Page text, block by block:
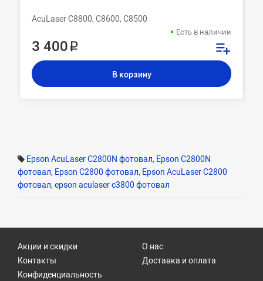
AcuLaser C8800, C8600, C8500
Есть в наличии
3 400 ₽
В корзину
Epson AcuLaser C2800N фотовал, Epson C2800N
фотовал, Epson C2800 фотовал, Epson AcuLaser C2800
фотовал, epson aculaser c3800 фотовал
Акции и скидки
Контакты
О нас
Доставка и оплата
Конфиденциальность